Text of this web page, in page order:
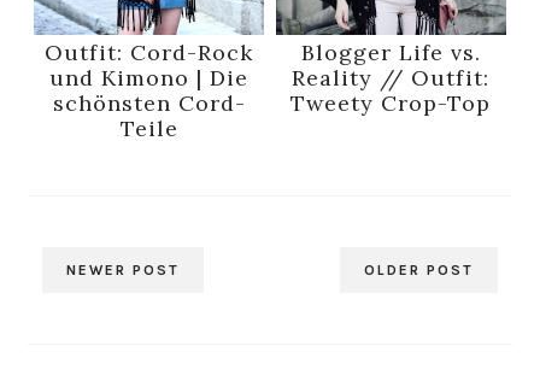
Outfit: Cord-Rock
und Kimono | Die
schönsten Cord-
Teile
Blogger Life vs.
Reality // Outfit:
Tweety Crop-Top
NEWER POST OLDER POST